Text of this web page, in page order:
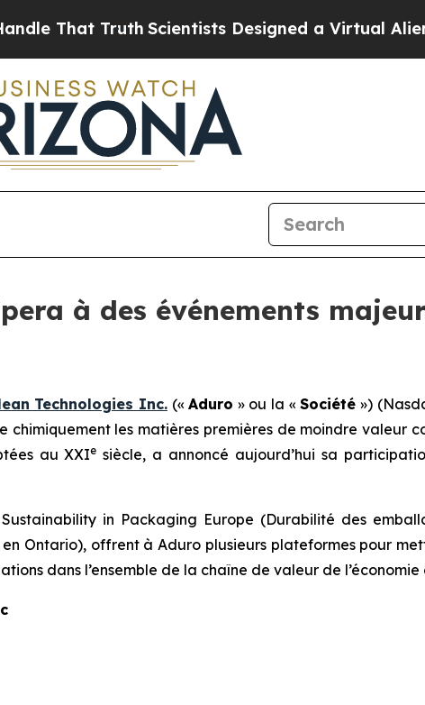
Truth Scientists Designed a Virtual Alien
à des événements
Technologies Inc.(«Aduro » ou la «Société »)
les matières premières de moindre valeur
au XXIe siècle, a annoncé aujourd’hui sa
in Packaging Europe (Durabilité des
Ontario), offrent à Aduro plusieurs plateformes pour
dans l’ensemble de la chaîne de valeur de